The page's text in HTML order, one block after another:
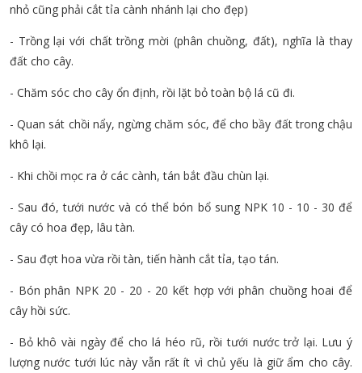
nhỏ cũng phải cắt tỉa cành nhánh lại cho đẹp)
- Trồng lại với chất trồng mời (phân chuồng, đất), nghĩa là thay
đất cho cây.
- Chăm sóc cho cây ổn định, rồi lặt bỏ toàn bộ lá cũ đi.
- Quan sát chồi nẩy, ngừng chăm sóc, để cho bầy đất trong chậu
khô lại.
- Khi chồi mọc ra ở các cành, tán bắt đầu chùn lại.
- Sau đó, tưới nước và có thể bón bổ sung NPK 10 - 10 - 30 để
cây có hoa đẹp, lâu tàn.
- Sau đợt hoa vừa rồi tàn, tiến hành cắt tỉa, tạo tán.
- Bón phân NPK 20 - 20 - 20 kết hợp với phân chuồng hoai để
cây hồi sức.
- Bỏ khô vài ngày để cho lá héo rũ, rồi tưới nước trở lại. Lưu ý
lượng nước tưới lúc này vẫn rất ít vì chủ yếu là giữ ẩm cho cây.